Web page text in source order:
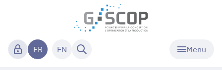
Menu
FR EN